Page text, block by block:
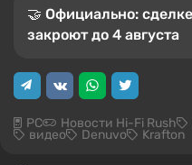
🤝 Официально:
закроют до 4 августа
PC Новости Hi-Fi Rush
видео Denuvo Krafton